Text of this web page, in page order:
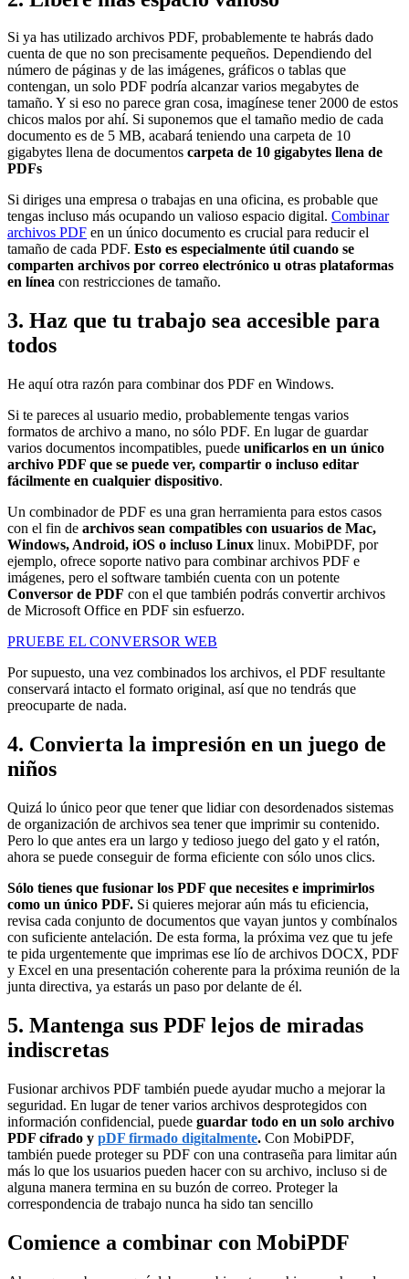
Si ya has utilizado archivos PDF, probablemente te habrás dado
cuenta de que no son precisamente pequeños. Dependiendo del
número de páginas y de las imágenes, gráficos o tablas que
contengan, un solo PDF podría alcanzar varios megabytes de
tamaño. Y si eso no parece gran cosa, imagínese tener 2000 de estos
chicos malos por ahí. Si suponemos que el tamaño medio de cada
documento es de 5 MB, acabará teniendo una carpeta de 10
gigabytes llena de documentos carpeta de 10 gigabytes llena de
PDFs
Si diriges una empresa o trabajas en una oficina, es probable que
tengas incluso más ocupando un valioso espacio digital. Combinar
archivos PDF en un único documento es crucial para reducir el
tamaño de cada PDF. Esto es especialmente útil cuando se
comparten archivos por correo electrónico u otras plataformas
en línea con restricciones de tamaño.
3. Haz que tu trabajo sea accesible para
todos
He aquí otra razón para combinar dos PDF en Windows.
Si te pareces al usuario medio, probablemente tengas varios
formatos de archivo a mano, no sólo PDF. En lugar de guardar
varios documentos incompatibles, puede unificarlos en un único
archivo PDF que se puede ver, compartir o incluso editar
fácilmente en cualquier dispositivo.
Un combinador de PDF es una gran herramienta para estos casos
con el fin de archivos sean compatibles con usuarios de Mac,
Windows, Android, iOS o incluso Linux linux. MobiPDF, por
ejemplo, ofrece soporte nativo para combinar archivos PDF e
imágenes, pero el software también cuenta con un potente
Conversor de PDF con el que también podrás convertir archivos
de Microsoft Office en PDF sin esfuerzo.
PRUEBE EL CONVERSOR WEB
Por supuesto, una vez combinados los archivos, el PDF resultante
conservará intacto el formato original, así que no tendrás que
preocuparte de nada.
4. Convierta la impresión en un juego de
niños
Quizá lo único peor que tener que lidiar con desordenados sistemas
de organización de archivos sea tener que imprimir su contenido.
Pero lo que antes era un largo y tedioso juego del gato y el ratón,
ahora se puede conseguir de forma eficiente con sólo unos clics.
Sólo tienes que fusionar los PDF que necesites e imprimirlos
como un único PDF. Si quieres mejorar aún más tu eficiencia,
revisa cada conjunto de documentos que vayan juntos y combínalos
con suficiente antelación. De esta forma, la próxima vez que tu jefe
te pida urgentemente que imprimas ese lío de archivos DOCX, PDF
y Excel en una presentación coherente para la próxima reunión de la
junta directiva, ya estarás un paso por delante de él.
5. Mantenga sus PDF lejos de miradas
indiscretas
Fusionar archivos PDF también puede ayudar mucho a mejorar la
seguridad. En lugar de tener varios archivos desprotegidos con
información confidencial, puede guardar todo en un solo archivo
PDF cifrado y pDF firmado digitalmente. Con MobiPDF,
también puede proteger su PDF con una contraseña para limitar aún
más lo que los usuarios pueden hacer con su archivo, incluso si de
alguna manera termina en su buzón de correo. Proteger la
correspondencia de trabajo nunca ha sido tan sencillo
Comience a combinar con MobiPDF